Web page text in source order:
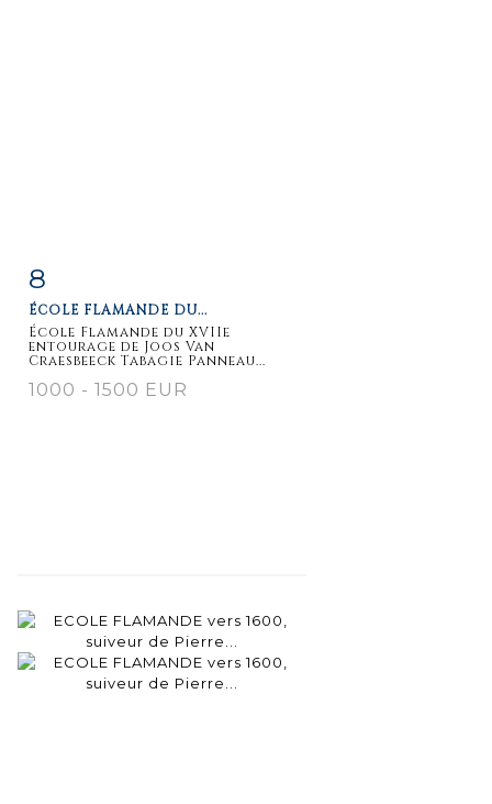
8
ÉCOLE FLAMANDE DU...
École Flamande du XVIIe
entourage de Joos Van
Craesbeeck Tabagie Panneau...
1000 - 1500 EUR